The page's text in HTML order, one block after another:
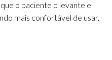
o paciente o levante e
mais confortável de usar.